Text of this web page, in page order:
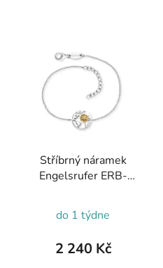
Stříbrný náramek
Engelsrufer ERB-
do 1 týdne
2 240 Kč